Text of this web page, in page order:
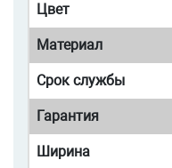
Цвет
Материал
Срок службы
Гарантия
Ширина